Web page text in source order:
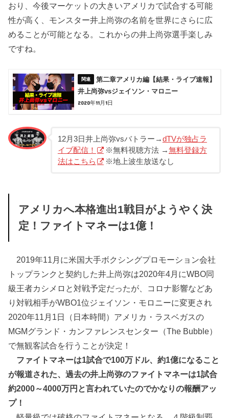
おり、今後マーケットの大きいアメリカで試合する可能
性が高く、モンスター井上尚弥の名前を世界にさらに広
めることが可能となる。これからの井上尚弥選手楽しみ
ですね。
第二章アメリカ編【結果・ライブ速報】
井上尚弥vsジェイソン・マロニー
2020年11月1日
12月3日井上尚弥vsバトラー→dTVが独占ラ
イブ配信！
※無料視聴方法 →無料登録方
法はこちら
※地上波生放送なし
アメリカへ本格進出1戦目がようやく決
定！ファイトマネーは1億！
2019年11月に米国大手ボクシングプロモーション会社
トップランクと契約した井上尚弥は2020年4月にWBO同
級王者カシメロと対戦予定だったが、コロナ影響などあ
り対戦相手がWBO1位ジェイソン・モロニーに変更され
2020年11月1日（日本時間）アメリカ・ラスベガスの
MGMグランド・カンファレンスセンター（The Bubble）
で無観客試合を行うことが決定！
ファイトマネーは1試合で100万ドル、約1億になること
が報道された、過去の井上尚弥のファイトマネーは1試合
約2000～4000万円と言われていたのでかなりの報酬アッ
プ！